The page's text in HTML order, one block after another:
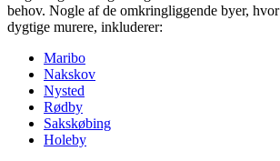
behov. Nogle af de omkringliggende byer,
dygtige murere, inkluderer:
Maribo
Nakskov
Nysted
Rødby
Sakskøbing
Holeby